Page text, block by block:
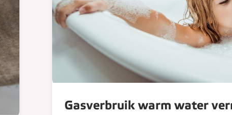
Gasverbruik warm water